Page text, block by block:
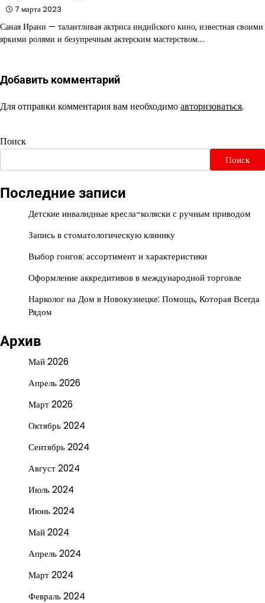
7 марта 2023
Саная Ирани — талантливая актриса индийского кино, известная своими
яркими ролями и безупречным актерским мастерством.…
Добавить комментарий
Для отправки комментария вам необходимоавторизоваться.
Поиск
Поиск
Последние записи
Детские инвалидные кресла-коляски с ручным приводом
Запись в стоматологическую клинику
Выбор гонгов: ассортимент и характеристики
Оформление аккредитивов в международной торговле
Нарколог на Дом в Новокузнецке: Помощь, Которая Всегда
Рядом
Архив
Май 2026
Апрель 2026
Март 2026
Октябрь 2024
Сентябрь 2024
Август 2024
Июль 2024
Июнь 2024
Май 2024
Апрель 2024
Март 2024
Февраль 2024